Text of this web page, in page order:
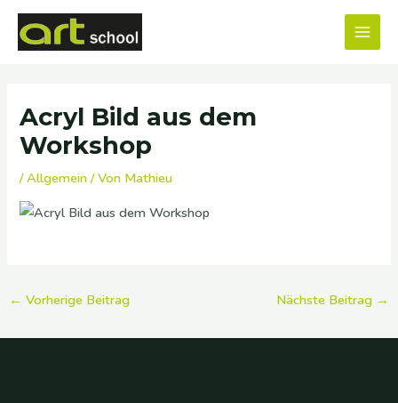
Zum
Inhalt
Acryl Bild aus dem
Workshop
/Allgemein / Von Mathieu
← Vorherige Beitrag Nächste Beitrag →